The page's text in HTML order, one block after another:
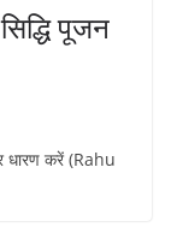
पूजन
धारण करें (Rahu